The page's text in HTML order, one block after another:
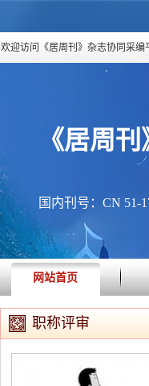
欢迎访问《居周刊》杂志协同采编
《居周刊
国内刊号：CN 51-
网站首页
职称评审